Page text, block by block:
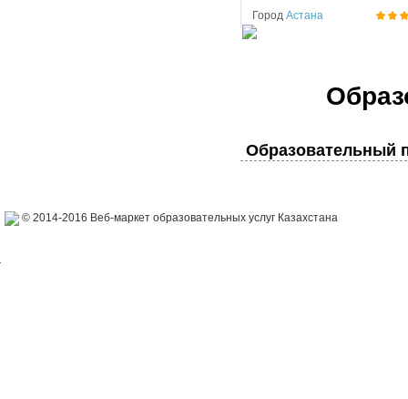
Город Астана
Образовательный
© 2014-2016 Веб-маркет образовательных услуг Казахстана